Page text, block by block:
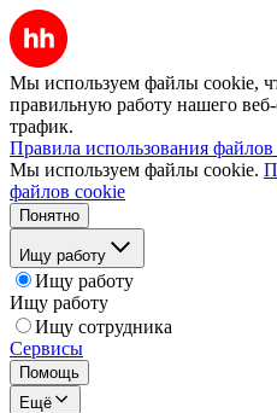
Мы используем файлы cookie,
правильную работу нашего веб-
трафик.
Правила использования
Мы используем файлы cookie.
файлов cookie
Понятно
Ищу работу
Ищу работу
Ищу работу
Ищу сотрудника
Сервисы
Помощь
Ещё